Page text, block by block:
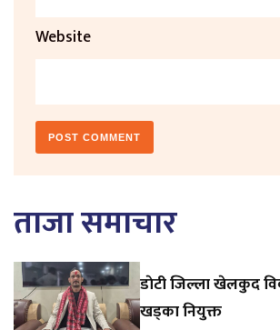
Website
ताजा समाचार
डाेटी जिल्ला खेलकुद
खड्का नियुक्त